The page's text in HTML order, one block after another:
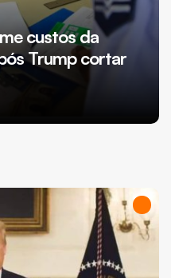
custos da
Trump cortar